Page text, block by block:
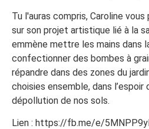
Tu l'auras compris, Caroline
sur son projet artistique lié à la
emmène mettre les mains dans
confectionner des bombes à
répandre dans des zones du
choisies ensemble, dans l’espoir
dépollution de nos sols.
Lien : https://fb.me/e/